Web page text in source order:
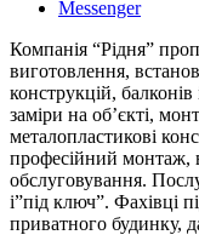
Messenger
Компанія “Рідня”
виготовлення,
конструкцій,
заміри на об’єкті,
металопластикові
професійний монтаж,
обслуговування.
і”під ключ”. Фахівці
приватного будинку,